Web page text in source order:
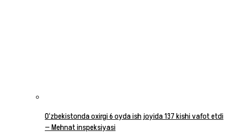
O‘zbekistonda oxirgi 6 oyda ish joyida 137 kishi vafot etdi
— Mehnat inspeksiyasi